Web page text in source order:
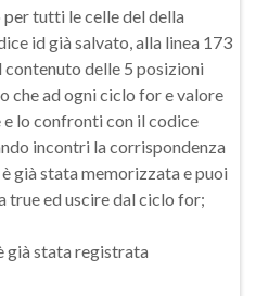
tutti le celle del della
id già salvato, alla linea 173
contenuto delle 5 posizioni
che ad ogni ciclo for e valore
lo confronti con il codice
incontri la corrispondenza
già stata memorizzata e puoi
true ed uscire dal ciclo for;
già stata registrata